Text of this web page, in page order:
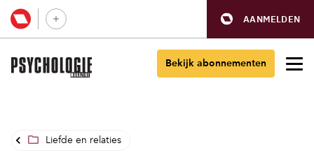
AANMELDEN
Bekijk abonnementen
Liefde en relaties